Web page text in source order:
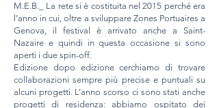
M.E.B._ La rete si è costituita nel 2015 perché era
l’anno in cui, oltre a sviluppare Zones Portuaires a
Genova, il festival è arrivato anche a Saint-
Nazaire e quindi in questa occasione si sono
aperti i due spin-off.
Edizione dopo edizione cerchiamo di trovare
collaborazioni sempre più precise e puntuali su
alcuni progetti. L’anno scorso ci sono stati anche
progetti di residenza: abbiamo ospitato dei